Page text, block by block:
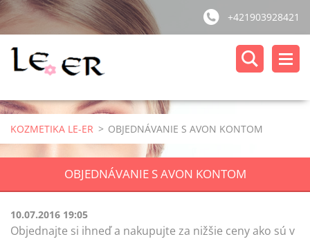
+421903928421
KOZMETIKA LE-ER > OBJEDNÁVANIE S AVON KONTOM
OBJEDNÁVANIE S AVON KONTOM
10.07.2016 19:05
Objednajte si ihneď a nakupujte za nižšie ceny ako sú v